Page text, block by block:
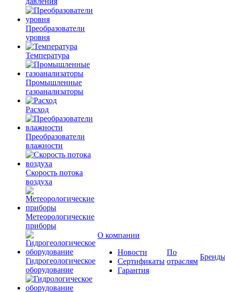
Преобразователи
уровня
Температура
Промышленные
газоанализаторы
Расход
Преобразователи
влажности
Скорость потока
воздуха
Метеорологические
приборы
Гидрогеологическое
оборудование
О компании
Новости
Сертификаты
Гарантия
По
отраслям